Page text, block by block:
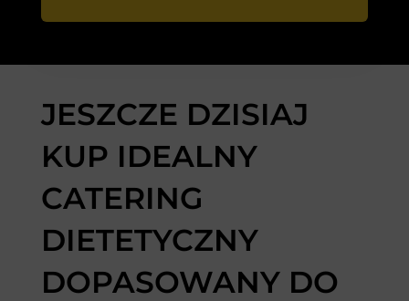
JESZCZE DZISIAJ
KUP IDEALNY
CATERING
DIETETYCZNY
DOPASOWANY DO